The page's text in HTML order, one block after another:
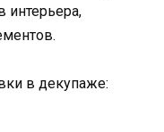
интерьера,
в декупаже: